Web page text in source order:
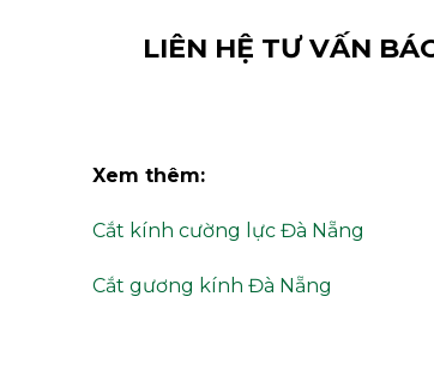
LIÊN HỆ TƯ VẤN
Xem thêm:
Cắt kính cường lực Đà Nẵng
Cắt gương kính Đà Nẵng